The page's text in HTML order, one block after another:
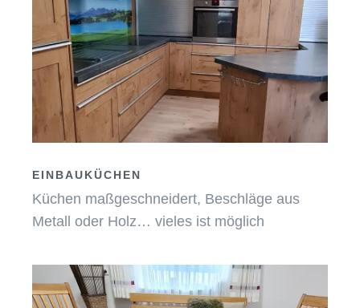
EINBAUKÜCHEN
Küchen maßgeschneidert, Beschläge aus
Metall oder Holz… vieles ist möglich